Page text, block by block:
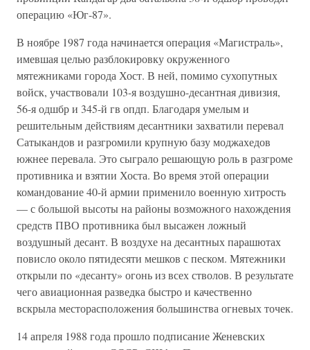
операцию «Юг-87».
В ноябре 1987 года начинается операция «Магистраль»,
имевшая целью разблокировку окруженного
мятежниками города Хост. В ней, помимо сухопутных
войск, участвовали 103-я воздушно-десантная дивизия,
56-я одшбр и 345-й гв опдп. Благодаря умелым и
решительным действиям десантники захватили перевал
Сатыкандов и разгромили крупную базу моджахедов
южнее перевала. Это сыграло решающую роль в разгроме
противника и взятии Хоста. Во время этой операции
командование 40-й армии применило военную хитрость
— с большой высоты на районы возможного нахождения
средств ПВО противника был высажен ложный
воздушный десант. В воздухе на десантных парашютах
повисло около пятидесяти мешков с песком. Мятежники
открыли по «десанту» огонь из всех стволов. В результате
чего авиационная разведка быстро и качественно
вскрыла месторасположения большинства огневых точек.
14 апреля 1988 года прошло подписание Женевских